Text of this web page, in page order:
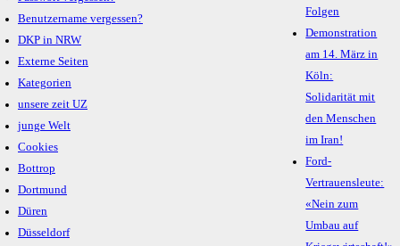
Benutzername vergessen?
DKP in NRW
Externe Seiten
Kategorien
unsere zeit UZ
junge Welt
Cookies
Bottrop
Dortmund
Düren
Düsseldorf
gegen
Gefahren,
weil
in
immer
höherer
Folgen
Demonstration
am 14. März in
Köln:
Solidarität mit
den Menschen
im Iran!
Ford-
Vertrauensleute:
«Nein zum
Umbau auf